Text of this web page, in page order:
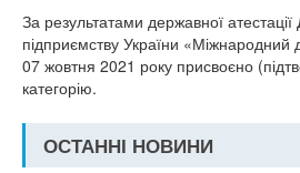
За результатами державної
підприємству України «Міжнародний
07 жовтня 2021 року присвоєно
категорію.
ОСТАННІ НОВИНИ